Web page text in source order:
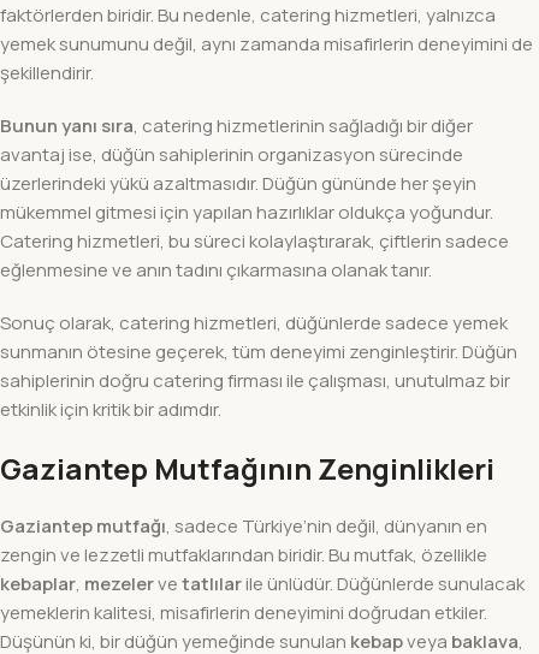
faktörlerden biridir. Bu nedenle, catering hizmetleri, yalnızca
yemek sunumunu değil, aynı zamanda misafirlerin deneyimini de
şekillendirir.
Bunun yanı sıra, catering hizmetlerinin sağladığı bir diğer
avantaj ise, düğün sahiplerinin organizasyon sürecinde
üzerlerindeki yükü azaltmasıdır. Düğün gününde her şeyin
mükemmel gitmesi için yapılan hazırlıklar oldukça yoğundur.
Catering hizmetleri, bu süreci kolaylaştırarak, çiftlerin sadece
eğlenmesine ve anın tadını çıkarmasına olanak tanır.
Sonuç olarak, catering hizmetleri, düğünlerde sadece yemek
sunmanın ötesine geçerek, tüm deneyimi zenginleştirir. Düğün
sahiplerinin doğru catering firması ile çalışması, unutulmaz bir
etkinlik için kritik bir adımdır.
Gaziantep Mutfağının Zenginlikleri
Gaziantep mutfağı, sadece Türkiye’nin değil, dünyanın en
zengin ve lezzetli mutfaklarından biridir. Bu mutfak, özellikle
kebaplar, mezelervetatlılarile ünlüdür. Düğünlerde sunulacak
yemeklerin kalitesi, misafirlerin deneyimini doğrudan etkiler.
Düşünün ki, bir düğün yemeğinde sunulan kebapveya baklava,